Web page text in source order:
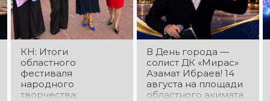
танцы и
праздничное
настроение!
зажигательные
ритмы и
праздничное
настроение!
КН: Итоги
областного
фестиваля
народного
творчества:
В День города —
солист ДК «Мирас»
Азамат Ибраев! 14
августа на площади
областного акимата